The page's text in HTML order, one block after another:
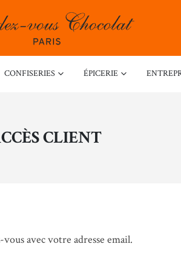
CONFISERIES ÉPICERIE
CLIENT
avec votre adresse email.